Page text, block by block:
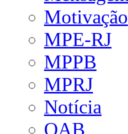
Motivação
MPE-RJ
MPPB
MPRJ
Notícia
OAB